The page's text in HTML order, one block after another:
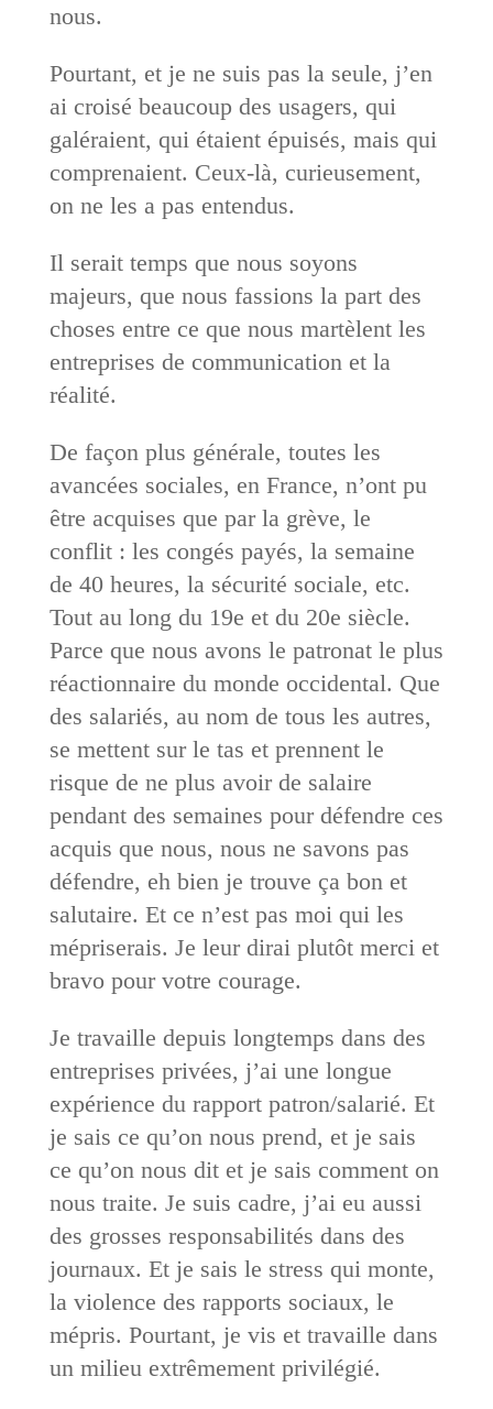
nous.
Pourtant, et je ne suis pas la seule, j’en
ai croisé beaucoup des usagers, qui
galéraient, qui étaient épuisés, mais qui
comprenaient. Ceux-là, curieusement,
on ne les a pas entendus.
Il serait temps que nous soyons
majeurs, que nous fassions la part des
choses entre ce que nous martèlent les
entreprises de communication et la
réalité.
De façon plus générale, toutes les
avancées sociales, en France, n’ont pu
être acquises que par la grève, le
conflit : les congés payés, la semaine
de 40 heures, la sécurité sociale, etc.
Tout au long du 19e et du 20e siècle.
Parce que nous avons le patronat le plus
réactionnaire du monde occidental. Que
des salariés, au nom de tous les autres,
se mettent sur le tas et prennent le
risque de ne plus avoir de salaire
pendant des semaines pour défendre ces
acquis que nous, nous ne savons pas
défendre, eh bien je trouve ça bon et
salutaire. Et ce n’est pas moi qui les
mépriserais. Je leur dirai plutôt merci et
bravo pour votre courage.
Je travaille depuis longtemps dans des
entreprises privées, j’ai une longue
expérience du rapport patron/salarié. Et
je sais ce qu’on nous prend, et je sais
ce qu’on nous dit et je sais comment on
nous traite. Je suis cadre, j’ai eu aussi
des grosses responsabilités dans des
journaux. Et je sais le stress qui monte,
la violence des rapports sociaux, le
mépris. Pourtant, je vis et travaille dans
un milieu extrêmement privilégié.